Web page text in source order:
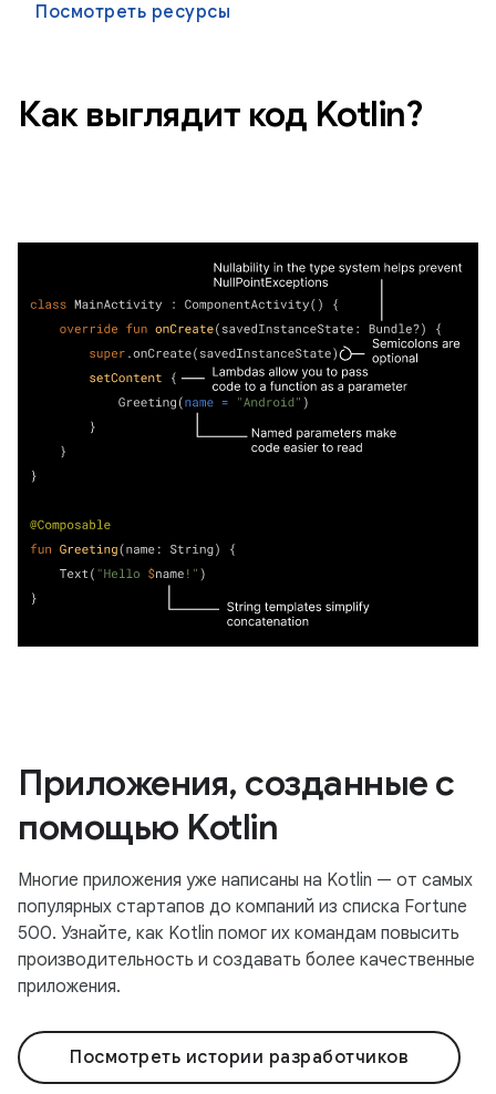
Посмотреть ресурсы
Как выглядит код Kotlin?
Приложения, созданные с
помощью Kotlin
Многие приложения уже написаны на Kotlin — от самых
популярных стартапов до компаний из списка Fortune
500. Узнайте, как Kotlin помог их командам повысить
производительность и создавать более качественные
приложения.
Посмотреть истории разработчиков